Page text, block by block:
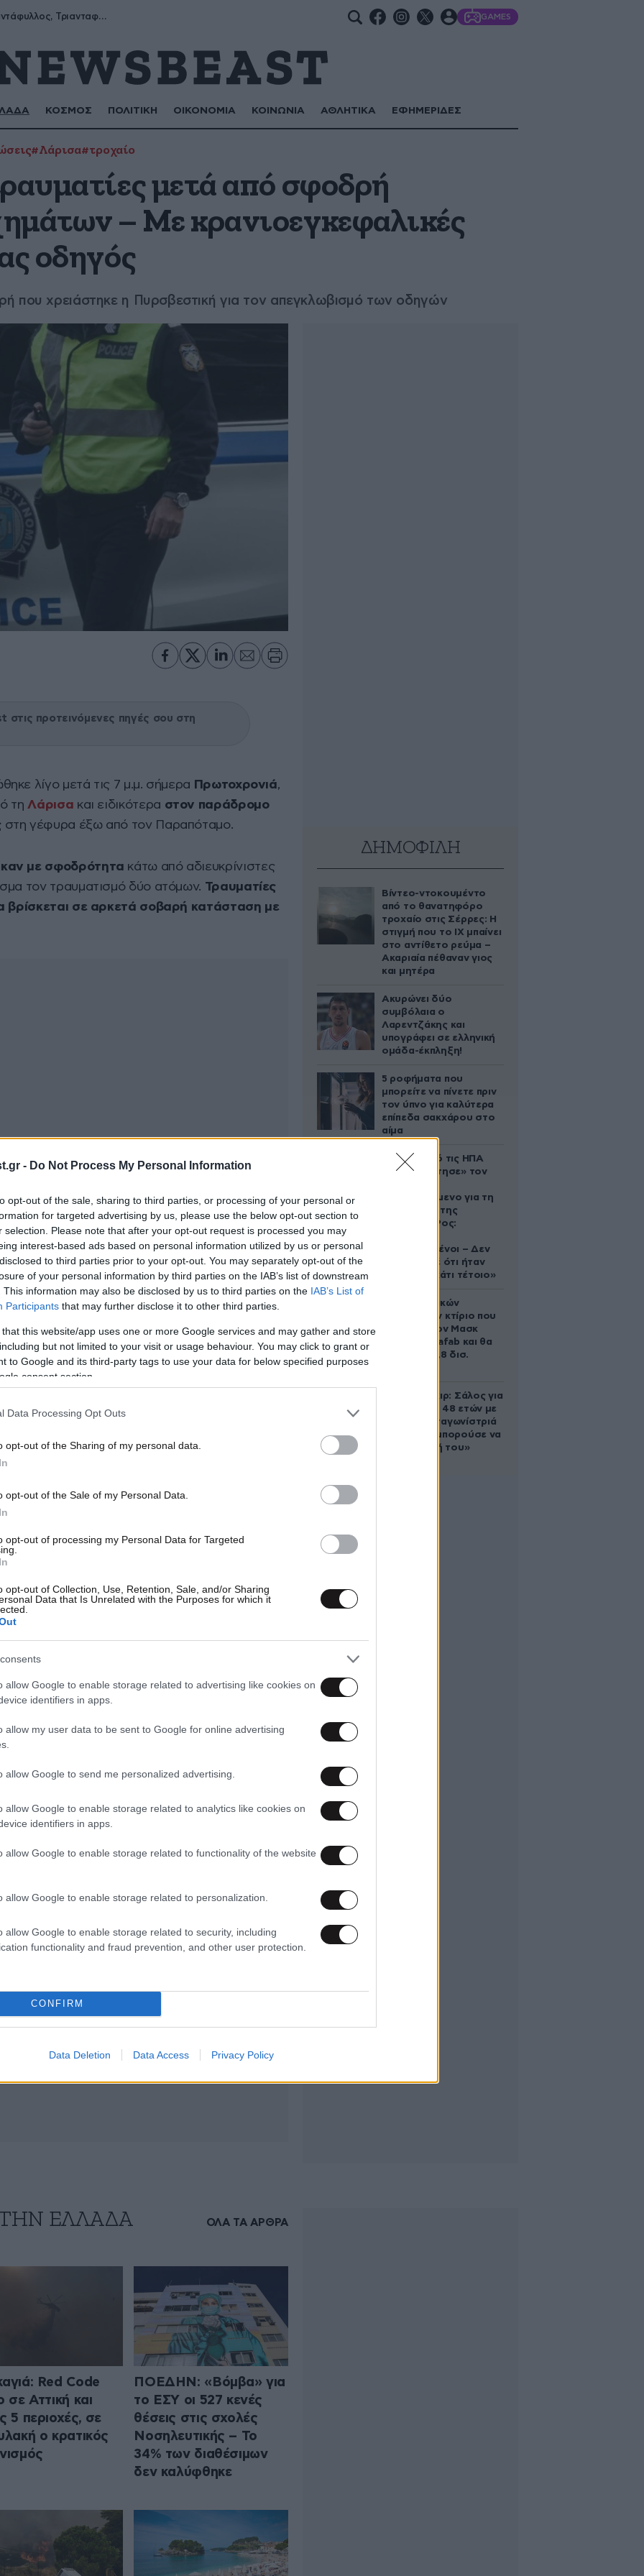
- Do Not Process My Personal Information
opt-out of the sale, sharing to third parties, or processing of your personal or
for targeted advertising by us, please use the below opt-out section to
selection. Please note that after your opt-out request is processed you may
interest-based ads based on personal information utilized by us or personal
to third parties prior to your opt-out. You may separately opt-out of the
of your personal information by third parties on the IAB’s list of downstream
This information may also be disclosed by us to third parties on the IAB’s List of
Participants that may further disclose it to other third parties.
that this website/app uses one or more Google services and may gather and store
but not limited to your visit or usage behaviour. You may click to grant or
to Google and its third-party tags to use your data for below specified purposes
consent section.
Data Processing Opt Outs
opt-out of the Sharing of my personal data.
opt-out of the Sale of my Personal Data.
opt-out of processing my Personal Data for Targeted
opt-out of Collection, Use, Retention, Sale, and/or Sharing
Data that Is Unrelated with the Purposes for which it
allow Google to enable storage related to advertising like cookies on
identifiers in apps.
allow my user data to be sent to Google for online advertising
allow Google to send me personalized advertising.
allow Google to enable storage related to analytics like cookies on
identifiers in apps.
allow Google to enable storage related to functionality of the website
allow Google to enable storage related to personalization.
allow Google to enable storage related to security, including
functionality and fraud prevention, and other user protection.
CONFIRM
Data Deletion Data Access Privacy Policy
Μύρων, Τριαντάφυλλος, Τριανταφυλλιά, Φυλλιώ, Ρόζα GAMES
ΚΟΣΜΟΣ ΠΟΛΙΤΙΚΗ ΟΙΚΟΝΟΜΙΑ ΚΟΙΝΩΝΙΑ ΑΘΛΗΤΙΚΑ ΕΦΗΜΕΡΙΔΕΣ
#Λάρισα#τροχαίο
μετά από σφοδρή
– Με κρανιοεγκεφαλικές
οδηγός
που χρειάστηκε η Πυρσβεστική για τον απεγκλωβισμό των οδηγών
στις προτεινόμενες πηγές σου στη
λίγο μετά τις 7 μ.μ. σήμερα Πρωτοχρονιά,
τηΛάρισα και ειδικότερα στον παράδρομο
στη γέφυρα έξω από τον Παραπόταμο.
με σφοδρότητα κάτω από αδιευκρίνιστες
τον τραυματισμό δύο ατόμων. Τραυματίες
βρίσκεται σε αρκετά σοβαρή κατάσταση με
μάλιστα να γίνει
έσπευσαν δύο ασθενοφόρα του ΕΚΑΒ που
εφημερεύον Πανεπιστημιακό Νοσοκομείο
βοηθειών.
Τροχαία.
περπατούσε στην Εθνική Οδό από την
Βαρυμπόμπης – Έκανε ζικ-ζακ στο δρόμο
εθνική στο ύψος της Βαρυμπόμπης – Δύο
τούμπες μέσα στην πόλη
ΔΗΜΟΦΙΛΗ
Βίντεο-ντοκουμέντο
από το θανατηφόρο
τροχαίο στις Σέρρες: Η
στιγμή που το ΙΧ μπαίνει
στο αντίθετο ρεύμα –
Ακαριαία πέθαναν γιος
και μητέρα
Ακυρώνει δύο
συμβόλαια ο
Λαρεντζάκης και
υπογράφει σε ελληνική
ομάδα-έκπληξη!
5 ροφήματα που
μπορείτε να πίνετε πριν
τον ύπνο για καλύτερα
επίπεδα σακχάρου στο
αίμα
Ζευγάρι από τις ΗΠΑ
που «υιοθέτησε» τον
κατηγορούμενο για τη
δολοφονία της
Ελίζαμπεθ Ρος:
συντετριμμένοι – Δεν
έδειξε ποτέ ότι ήταν
ικανός για κάτι τέτοιο»
Το φαραωνικών
διαστάσεων κτίριο που
χτίζει ο Έλον Μασκ
λέγεται Terafab και θα
κοστίσει 16,8 δισ.
Ρίτσαρντ Γκιρ: Σάλος για
τη διαφορά 48 ετών με
τη συμπρωταγωνίστριά
του – «Θα μπορούσε να
είναι εγγονή του»
ΕΛΛΑΔΑ ΟΛΑ ΤΑ ΑΡΘΡΑ
Red Code
σε Αττική και
5 περιοχές, σε
ο κρατικός
ΠΟΕΔΗΝ: «Βόμβα» για
το ΕΣΥ οι 527 κενές
θέσεις στις σχολές
Νοσηλευτικής – Το
34% των διαθέσιμων
δεν καλύφθηκε